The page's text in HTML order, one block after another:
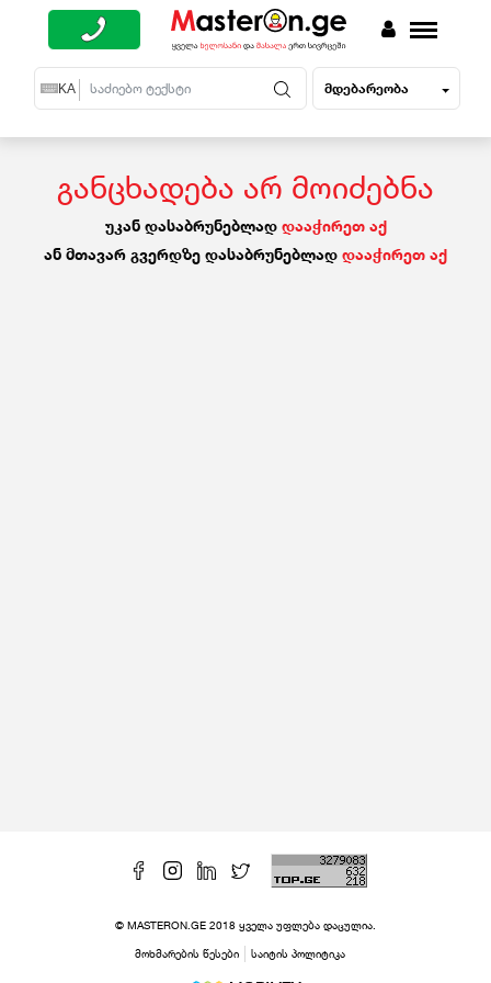
EN KA RU მდებარეობა
განცხადება არ მოიძებნა
უკან დასაბრუნებლად დააჭირეთ აქ
ან მთავარ გვერდზე დასაბრუნებლად დააჭირეთ აქ
© MASTERON.GE 2018 ყველა უფლება დაცულია.
მოხმარების წესები საიტის პოლიტიკა